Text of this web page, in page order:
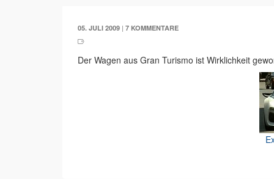
05. JULI 2009 | 7 KOMMENTARE
Der Wagen aus Gran Turismo ist Wirklichkeit